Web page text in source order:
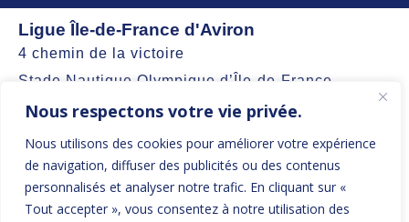
Nous respectons votre vie privée.
Nous utilisons des cookies pour améliorer votre expérience
de navigation, diffuser des publicités ou des contenus
personnalisés et analyser notre trafic. En cliquant sur «
Tout accepter », vous consentez à notre utilisation des
Ligue Île-de-France d'Aviron
4 chemin de la victoire
Stade Nautique Olympique d’Île-de-France
77360 Vaires-sur-Marne
contact@aviron-iledefrance.org
Suivez nos actualités et restez informés